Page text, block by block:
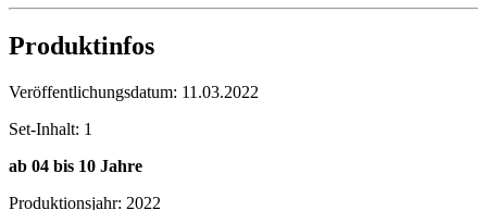
Produktinfos
Veröffentlichungsdatum: 11.03.2022
Set-Inhalt: 1
ab 04 bis 10 Jahre
Produktionsjahr: 2022